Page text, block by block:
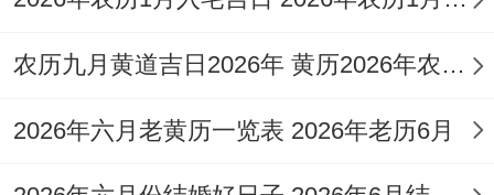
旺缺木火！计划在2026年开业;推荐选择4月
该日干支丙寅,五行属火木、能补其八字所
缺;且司命吉神当值,开业大吉！选择巳时因
农历九月黄道吉日2026年 黄历2026年农历九月黄道吉日查询
2026年六月老黄历一览表 2026年老历6月